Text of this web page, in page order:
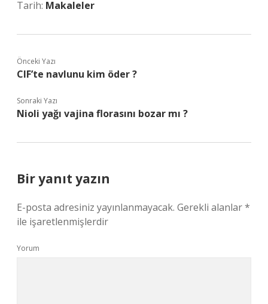
Tarih: Makaleler
Önceki Yazı
CIF’te navlunu kim öder ?
Sonraki Yazı
Nioli yağı vajina florasını bozar mı ?
Bir yanıt yazın
E-posta adresiniz yayınlanmayacak. Gerekli alanlar*
ile işaretlenmişlerdir
Yorum